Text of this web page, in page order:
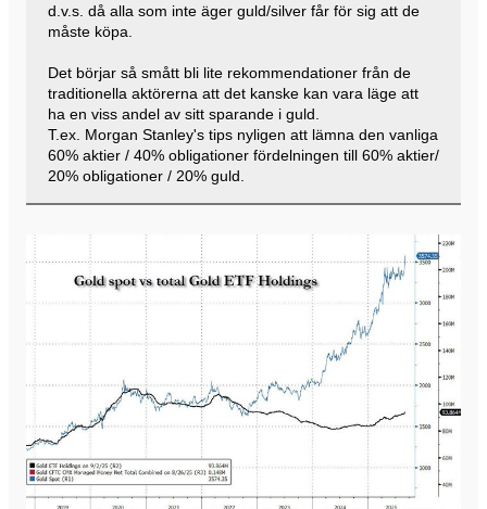
d.v.s. då alla som inte äger guld/silver får för sig att de
måste köpa.
Det börjar så smått bli lite rekommendationer från de
traditionella aktörerna att det kanske kan vara läge att
ha en viss andel av sitt sparande i guld.
T.ex. Morgan Stanley's tips nyligen att lämna den vanliga
60% aktier / 40% obligationer fördelningen till 60% aktier/
20% obligationer / 20% guld.